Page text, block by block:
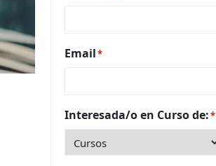
Email*
Interesada/o en Curso de:*